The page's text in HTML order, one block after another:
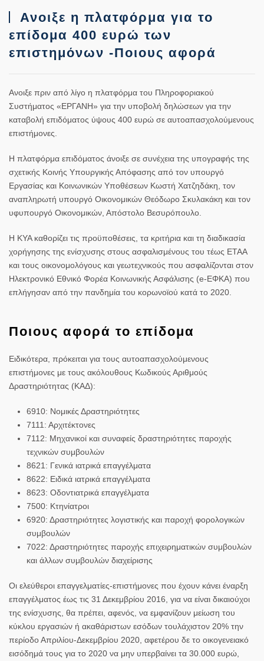
Ανοιξε η πλατφόρμα για το
επίδομα 400 ευρώ των
επιστημόνων -Ποιους αφορά
Ανοιξε πριν από λίγο η πλατφόρμα του Πληροφοριακού
Συστήματος «ΕΡΓΑΝΗ» για την υποβολή δηλώσεων για την
καταβολή επιδόματος ύψους 400 ευρώ σε αυτοαπασχολούμενους
επιστήμονες.
Η πλατφόρμα επιδόματος άνοιξε σε συνέχεια της υπογραφής της
σχετικής Κοινής Υπουργικής Απόφασης από τον υπουργό
Εργασίας και Κοινωνικών Υποθέσεων Κωστή Χατζηδάκη, τον
αναπληρωτή υπουργό Οικονομικών Θεόδωρο Σκυλακάκη και τον
υφυπουργό Οικονομικών, Απόστολο Βεσυρόπουλο.
Η ΚΥΑ καθορίζει τις προϋποθέσεις, τα κριτήρια και τη διαδικασία
χορήγησης της ενίσχυσης στους ασφαλισμένους του τέως ΕΤΑΑ
και τους οικονομολόγους και γεωτεχνικούς που ασφαλίζονται στον
Ηλεκτρονικό Εθνικό Φορέα Κοινωνικής Ασφάλισης (e-EΦKA) που
επλήγησαν από την πανδημία του κορωνοϊού κατά το 2020.
Ποιους αφορά το επίδομα
Ειδικότερα, πρόκειται για τους αυτοαπασχολούμενους
επιστήμονες με τους ακόλουθους Κωδικούς Αριθμούς
Δραστηριότητας (ΚΑΔ):
6910: Νομικές Δραστηριότητες
7111: Αρχιτέκτονες
7112: Μηχανικοί και συναφείς δραστηριότητες παροχής
τεχνικών συμβουλών
8621: Γενικά ιατρικά επαγγέλματα
8622: Ειδικά ιατρικά επαγγέλματα
8623: Οδοντιατρικά επαγγέλματα
7500: Κτηνίατροι
6920: Δραστηριότητες λογιστικής και παροχή φορολογικών
συμβουλών
7022: Δραστηριότητες παροχής επιχειρηματικών συμβουλών
και άλλων συμβουλών διαχείρισης
Οι ελεύθεροι επαγγελματίες-επιστήμονες που έχουν κάνει έναρξη
επαγγέλματος έως τις 31 Δεκεμβρίου 2016, για να είναι δικαιούχοι
της ενίσχυσης, θα πρέπει, αφενός, να εμφανίζουν μείωση του
κύκλου εργασιών ή ακαθάριστων εσόδων τουλάχιστον 20% την
περίοδο Απριλίου-Δεκεμβρίου 2020, αφετέρου δε το οικογενειακό
εισόδημά τους για το 2020 να μην υπερβαίνει τα 30.000 ευρώ,